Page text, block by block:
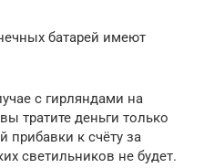
батарей имеют
с гирляндами на
тратите деньги только
прибавки к счёту за
светильников не будет.